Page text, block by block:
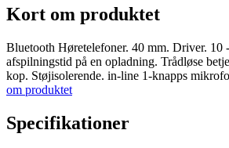
Kort om produktet
Bluetooth Høretelefoner. 40 mm. Driver. 10
afspilningstid på en opladning. Trådløse
kop. Støjisolerende. in-line 1-knapps
om produktet
Specifikationer